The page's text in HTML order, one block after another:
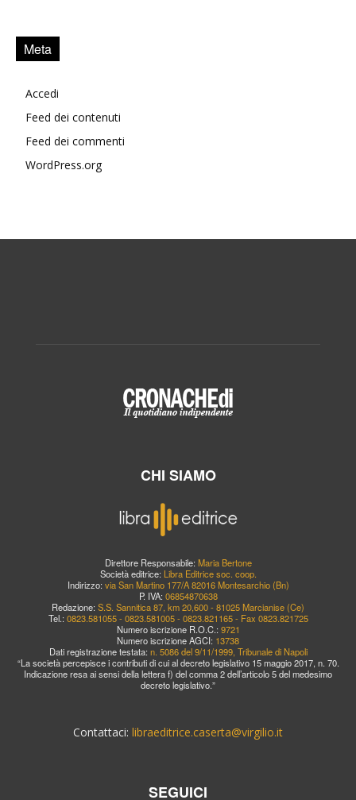
Meta
Accedi
Feed dei contenuti
Feed dei commenti
WordPress.org
CHI SIAMO
Direttore Responsabile: Maria Bertone
Società editrice: Libra Editrice soc. coop.
Indirizzo: via San Martino 177/A 82016 Montesarchio (Bn)
P. IVA: 06854870638
Redazione: S.S. Sannitica 87, km 20,600 - 81025 Marcianise (Ce)
Tel.: 0823.581055 - 0823.581005 - 0823.821165 - Fax 0823.821725
Numero iscrizione R.O.C.: 9721
Numero iscrizione AGCI: 13738
Dati registrazione testata: n. 5086 del 9/11/1999, Tribunale di Napoli
“La società percepisce i contributi di cui al decreto legislativo 15 maggio 2017, n. 70.
Indicazione resa ai sensi della lettera f) del comma 2 dell’articolo 5 del medesimo
decreto legislativo.”
Contattaci: libraeditrice.caserta@virgilio.it
SEGUICI